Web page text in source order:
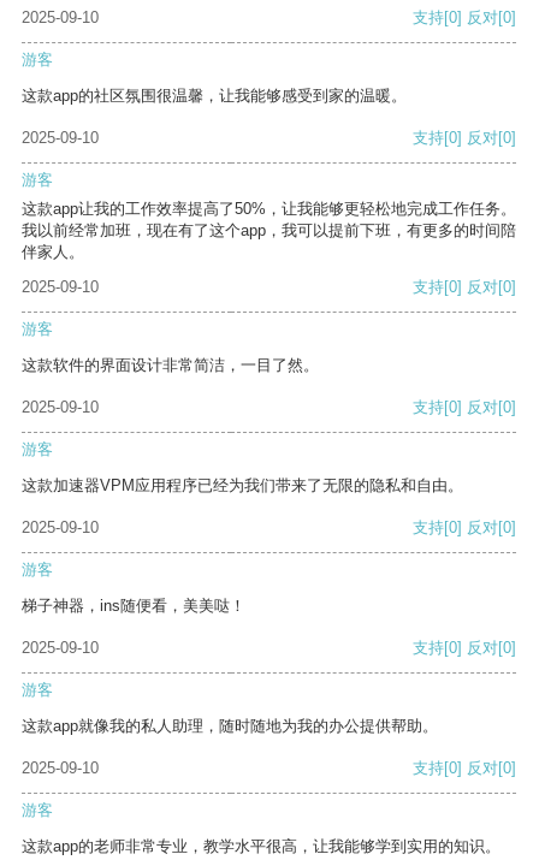
2025-09-10 支持[0] 反对[0]
游客
这款app的社区氛围很温馨，让我能够感受到家的温暖。
2025-09-10 支持[0] 反对[0]
游客
这款app让我的工作效率提高了50%，让我能够更轻松地完成工作任务。
我以前经常加班，现在有了这个app，我可以提前下班，有更多的时间陪
伴家人。
2025-09-10
支持[0] 反对[0]
游客
这款软件的界面设计非常简洁，一目了然。
2025-09-10 支持[0] 反对[0]
游客
这款加速器VPM应用程序已经为我们带来了无限的隐私和自由。
2025-09-10 支持[0] 反对[0]
游客
梯子神器，ins随便看，美美哒！
2025-09-10 支持[0] 反对[0]
游客
这款app就像我的私人助理，随时随地为我的办公提供帮助。
2025-09-10 支持[0] 反对[0]
游客
这款app的老师非常专业，教学水平很高，让我能够学到实用的知识。